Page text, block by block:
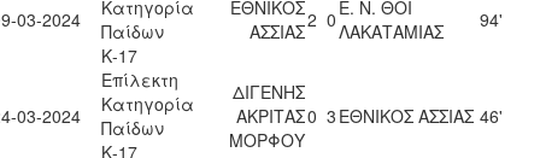
03-2024
Κατηγορία
Παίδων
Κ-17
ΕΘΝΙΚΟΣ
ΑΣΣΙΑΣ2 0 Ε. Ν. ΘΟΙ
ΛΑΚΑΤΑΜΙΑΣ
94'
03-2024
Επίλεκτη
Κατηγορία
Παίδων
Κ-17
ΔΙΓΕΝΗΣ
ΑΚΡΙΤΑΣ
ΜΟΡΦΟΥ
0 3 ΕΘΝΙΚΟΣ ΑΣΣΙΑΣ 46'